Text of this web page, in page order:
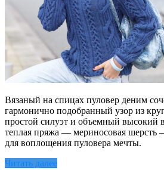
Вязаный на спицах пуловер деним
гармонично подобранный узор из
простой силуэт и объемный высокий
теплая пряжа — мериносовая шерсть
для воплощения пуловера мечты.
Читать далее